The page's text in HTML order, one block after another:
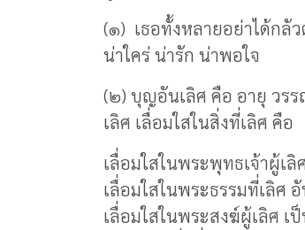
(๑) เธอทั้งหลายอย่าได้กลั
น่าใคร่ น่ารัก น่าพอใจ
(๒) บุญอันเลิศ คือ อายุ วร
เลิศ เลื่อมใสในสิ่งที่เลิศ คือ
เลื่อมใสในพระพุทธเจ้าผู้เ
เลื่อมใสในพระธรรมที่เลิศ
เลื่อมใสในพระสงฆ์ผู้เลิศ